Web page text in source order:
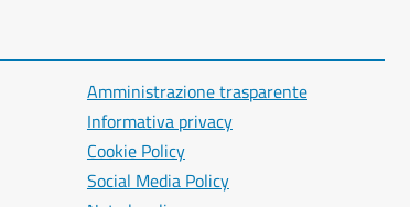
Amministrazione trasparente
Informativa privacy
Cookie Policy
Social Media Policy